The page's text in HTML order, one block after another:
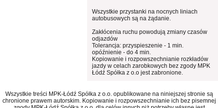
Wszystkie przystanki na nocnych liniach
autobusowych są na żądanie.
Zakłócenia ruchu powodują zmiany czasów
odjazdów
Tolerancja: przyspieszenie - 1 min.
opóźnienie - do 4 min.
Kopiowanie i rozpowszechnianie rozkładów
jazdy w celach zarobkowych bez zgody MPK
Łódź Spółka z o.o jest zabronione.
Wszystkie treści MPK-Łódź Spółka z o.o. opublikowane na niniejszej stronie są
chronione prawem autorskim. Kopiowanie i rozpowszechnianie ich bez pisemnej